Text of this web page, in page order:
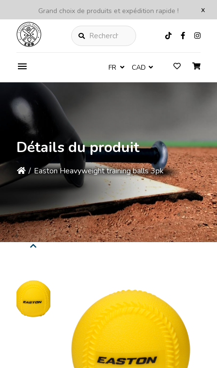
x
Grand choix de produits et expédition rapide !
Rechercher
FR CAD
Détails du produit
/ Easton Heavyweight training balls 3pk